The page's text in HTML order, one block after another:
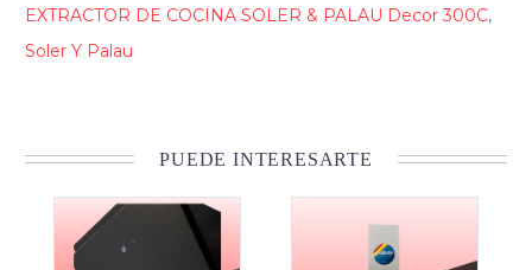
EXTRACTOR DE COCINA SOLER & PALAU Decor 300C,
Soler Y Palau
PUEDE INTERESARTE